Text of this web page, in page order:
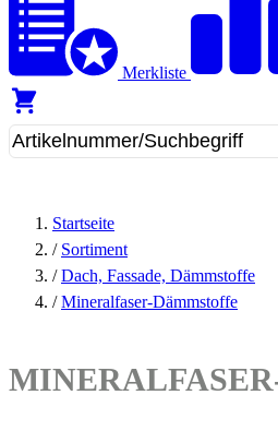
Merkliste
Startseite
/ Sortiment
/ Dach, Fassade, Dämmstoffe
/ Mineralfaser-Dämmstoffe